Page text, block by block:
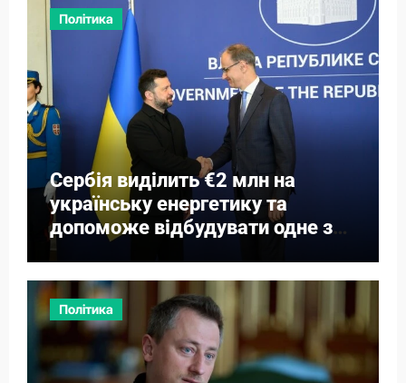
Політика
Сербія виділить €2 млн на
українську енергетику та
допоможе відбудувати одне з
міст
Політика